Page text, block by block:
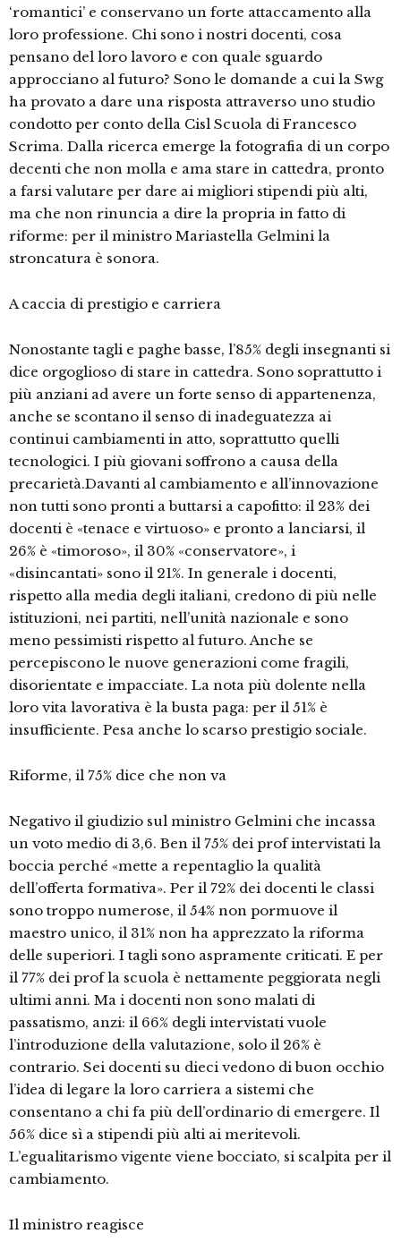
‘romantici’ e conservano un forte attaccamento alla
loro professione. Chi sono i nostri docenti, cosa
pensano del loro lavoro e con quale sguardo
approcciano al futuro? Sono le domande a cui la Swg
ha provato a dare una risposta attraverso uno studio
condotto per conto della Cisl Scuola di Francesco
Scrima. Dalla ricerca emerge la fotografia di un corpo
decenti che non molla e ama stare in cattedra, pronto
a farsi valutare per dare ai migliori stipendi più alti,
ma che non rinuncia a dire la propria in fatto di
riforme: per il ministro Mariastella Gelmini la
stroncatura è sonora.
A caccia di prestigio e carriera
Nonostante tagli e paghe basse, l’85% degli insegnanti si
dice orgoglioso di stare in cattedra. Sono soprattutto i
più anziani ad avere un forte senso di appartenenza,
anche se scontano il senso di inadeguatezza ai
continui cambiamenti in atto, soprattutto quelli
tecnologici. I più giovani soffrono a causa della
precarietà.Davanti al cambiamento e all’innovazione
non tutti sono pronti a buttarsi a capofitto: il 23% dei
docenti è «tenace e virtuoso» e pronto a lanciarsi, il
26% è «timoroso», il 30% «conservatore», i
«disincantati» sono il 21%. In generale i docenti,
rispetto alla media degli italiani, credono di più nelle
istituzioni, nei partiti, nell’unità nazionale e sono
meno pessimisti rispetto al futuro. Anche se
percepiscono le nuove generazioni come fragili,
disorientate e impacciate. La nota più dolente nella
loro vita lavorativa è la busta paga: per il 51% è
insufficiente. Pesa anche lo scarso prestigio sociale.
Riforme, il 75% dice che non va
Negativo il giudizio sul ministro Gelmini che incassa
un voto medio di 3,6. Ben il 75% dei prof intervistati la
boccia perché «mette a repentaglio la qualità
dell’offerta formativa». Per il 72% dei docenti le classi
sono troppo numerose, il 54% non pormuove il
maestro unico, il 31% non ha apprezzato la riforma
delle superiori. I tagli sono aspramente criticati. E per
il 77% dei prof la scuola è nettamente peggiorata negli
ultimi anni. Ma i docenti non sono malati di
passatismo, anzi: il 66% degli intervistati vuole
l’introduzione della valutazione, solo il 26% è
contrario. Sei docenti su dieci vedono di buon occhio
l’idea di legare la loro carriera a sistemi che
consentano a chi fa più dell’ordinario di emergere. Il
56% dice sì a stipendi più alti ai meritevoli.
L’egualitarismo vigente viene bocciato, si scalpita per il
cambiamento.
Il ministro reagisce